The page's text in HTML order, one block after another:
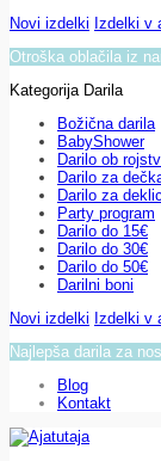
Novi izdelki Izdelki v
Otroška oblačila iz
Kategorija Darila
Božična darila
BabyShower
Darilo ob
Darilo za
Darilo za
Party program
Darilo do 15€
Darilo do 30€
Darilo do 50€
Darilni boni
Novi izdelki Izdelki v
Najlepša darila za
Blog
Kontakt